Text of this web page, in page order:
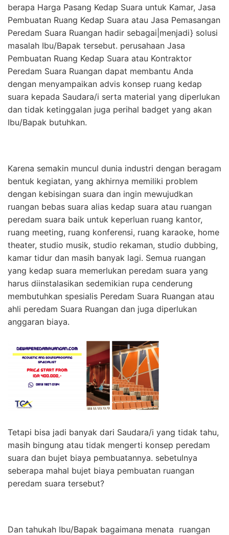
berapa Harga Pasang Kedap Suara untuk Kamar, Jasa
Pembuatan Ruang Kedap Suara atau Jasa Pemasangan
Peredam Suara Ruangan hadir sebagai|menjadi} solusi
masalah Ibu/Bapak tersebut. perusahaan Jasa
Pembuatan Ruang Kedap Suara atau Kontraktor
Peredam Suara Ruangan dapat membantu Anda
dengan menyampaikan advis konsep ruang kedap
suara kepada Saudara/i serta material yang diperlukan
dan tidak ketinggalan juga perihal badget yang akan
Ibu/Bapak butuhkan.
Karena semakin muncul dunia industri dengan beragam
bentuk kegiatan, yang akhirnya memiliki problem
dengan kebisingan suara dan ingin mewujudkan
ruangan bebas suara alias kedap suara atau ruangan
peredam suara baik untuk keperluan ruang kantor,
ruang meeting, ruang konferensi, ruang karaoke, home
theater, studio musik, studio rekaman, studio dubbing,
kamar tidur dan masih banyak lagi. Semua ruangan
yang kedap suara memerlukan peredam suara yang
harus diinstalasikan sedemikian rupa cenderung
membutuhkan spesialis Peredam Suara Ruangan atau
ahli peredam Suara Ruangan dan juga diperlukan
anggaran biaya.
Tetapi bisa jadi banyak dari Saudara/i yang tidak tahu,
masih bingung atau tidak mengerti konsep peredam
suara dan bujet biaya pembuatannya. sebetulnya
seberapa mahal bujet biaya pembuatan ruangan
peredam suara tersebut?
Dan tahukah Ibu/Bapak bagaimana menata ruangan